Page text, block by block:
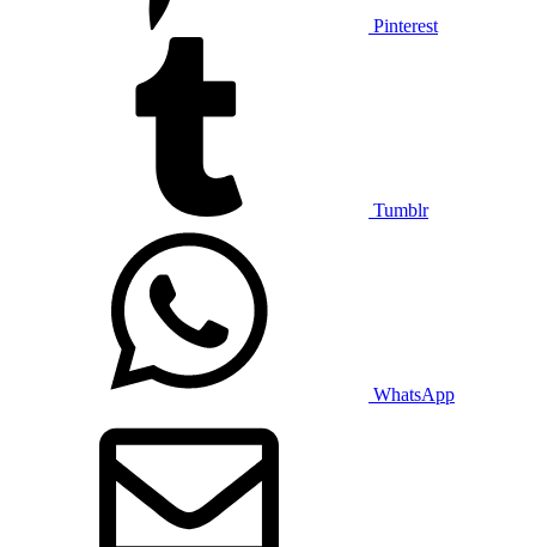
Pinterest
Tumblr
WhatsApp